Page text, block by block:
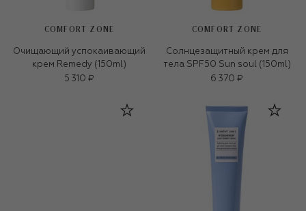
COMFORT ZONE
Очищающий успокаивающий
крем Remedy (150ml)
5 310 ₽
COMFORT ZONE
Солнцезащитный крем для
тела SPF50 Sun soul (150ml)
6 370 ₽